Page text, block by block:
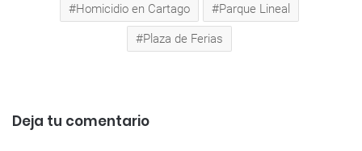
Homicidio en Cartago Parque Lineal
Plaza de Ferias
Deja tu comentario